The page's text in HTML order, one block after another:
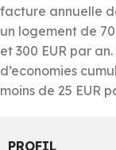
facture annuelle
un logement de
et 300 EUR par an.
d’economies
moins de 25 EUR
PROFIL